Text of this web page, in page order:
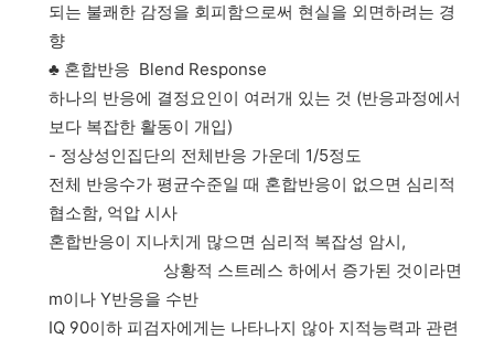
되는 불쾌한 감정을 회피함으로써 현실을 외면하려는 경
향
♣ 혼합반응 Blend Response
하나의 반응에 결정요인이 여러개 있는 것 (반응과정에서
보다 복잡한 활동이 개입)
- 정상성인집단의 전체반응 가운데 1/5정도
전체 반응수가 평균수준일 때 혼합반응이 없으면 심리적
협소함, 억압 시사
혼합반응이 지나치게 많으면 심리적 복잡성 암시,
상황적 스트레스 하에서 증가된 것이라면
m이나 Y반응을 수반
IQ 90이하 피검자에게는 나타나지 않아 지적능력과 관련